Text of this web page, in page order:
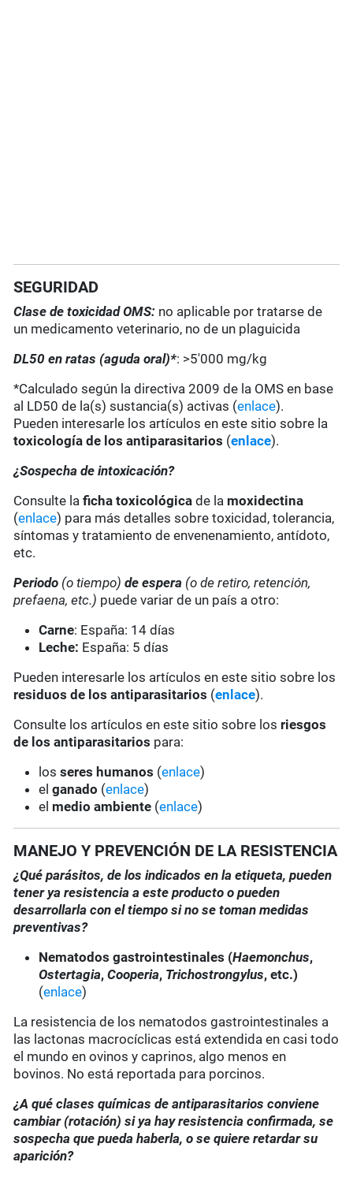
SEGURIDAD
Clase de toxicidad OMS: no aplicable por tratarse de
un medicamento veterinario, no de un plaguicida
DL50 en ratas (aguda oral)*: >5'000 mg/kg
*Calculado según la directiva 2009 de la OMS en base
al LD50 de la(s) sustancia(s) activas (enlace).
Pueden interesarle los artículos en este sitio sobre la
toxicología de los antiparasitarios (enlace).
¿Sospecha de intoxicación?
Consulte laficha toxicológica de la moxidectina
(enlace) para más detalles sobre toxicidad, tolerancia,
síntomas y tratamiento de envenenamiento, antídoto,
etc.
Periodo (o tiempo) de espera (o de retiro, retención,
prefaena, etc.) puede variar de un país a otro:
Carne: España: 14 días
Leche: España: 5 días
Pueden interesarle los artículos en este sitio sobre los
residuos de los antiparasitarios (enlace).
Consulte los artículos en este sitio sobre los riesgos
de los antiparasitarios para:
losseres humanos (enlace)
elganado (enlace)
el medio ambiente (enlace)
MANEJO Y PREVENCIÓN DE LA RESISTENCIA
¿Qué parásitos, de los indicados en la etiqueta, pueden
tener ya resistencia a este producto o pueden
desarrollarla con el tiempo si no se toman medidas
preventivas?
Nematodos gastrointestinales (Haemonchus,
Ostertagia,Cooperia, Trichostrongylus, etc.)
(enlace)
La resistencia de los nematodos gastrointestinales a
las lactonas macrocíclicas está extendida en casi todo
el mundo en ovinos y caprinos, algo menos en
bovinos. No está reportada para porcinos.
¿A qué clases químicas de antiparasitarios conviene
cambiar (rotación) si ya hay resistencia confirmada, se
sospecha que pueda haberla, o se quiere retardar su
aparición?